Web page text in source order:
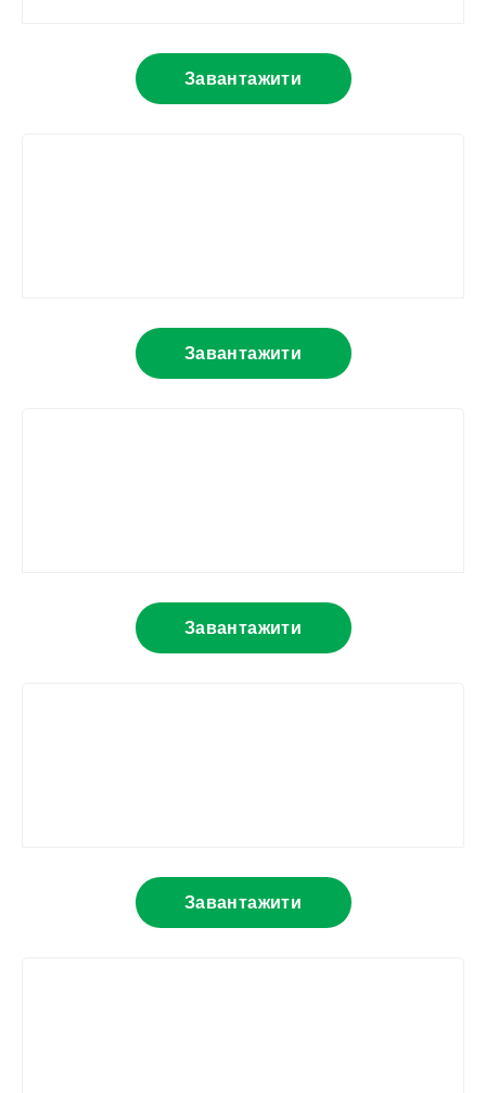
Завантажити
Завантажити
Завантажити
Завантажити